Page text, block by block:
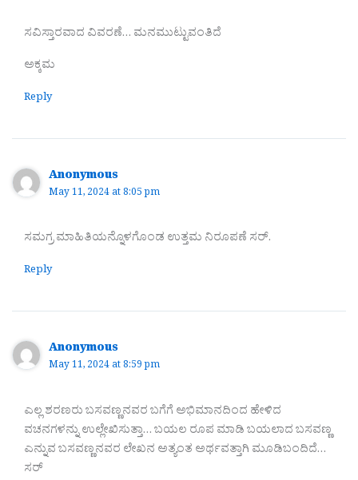
ಸವಿಸ್ತಾರವಾದ ವಿವರಣೆ… ಮನಮುಟ್ಟುವಂತಿದೆ
ಅಕ್ಕಮ
Reply
Anonymous
May 11, 2024 at 8:05 pm
ಸಮಗ್ರ ಮಾಹಿತಿಯನ್ನೊಳಗೊಂಡ ಉತ್ತಮ ನಿರೂಪಣೆ ಸರ್.
Reply
Anonymous
May 11, 2024 at 8:59 pm
ಎಲ್ಲ ಶರಣರು ಬಸವಣ್ಣನವರ ಬಗೆಗೆ ಅಭಿಮಾನದಿಂದ ಹೇಳಿದ
ವಚನಗಳನ್ನು ಉಲ್ಲೇಖಿಸುತ್ತಾ… ಬಯಲ ರೂಪ ಮಾಡಿ ಬಯಲಾದ ಬಸವಣ್ಣ
ಎನ್ನುವ ಬಸವಣ್ಣನವರ ಲೇಖನ ಅತ್ಯಂತ ಅರ್ಥವತ್ತಾಗಿ ಮೂಡಿಬಂದಿದೆ…
ಸರ್